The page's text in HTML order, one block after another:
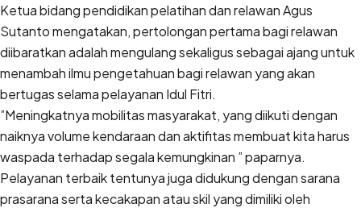
Ketua bidang pendidikan pelatihan dan relawan Agus
Sutanto mengatakan, pertolongan pertama bagi relawan
diibaratkan adalah mengulang sekaligus sebagai ajang untuk
menambah ilmu pengetahuan bagi relawan yang akan
bertugas selama pelayanan Idul Fitri.
”Meningkatnya mobilitas masyarakat, yang diikuti dengan
naiknya volume kendaraan dan aktifitas membuat kita harus
waspada terhadap segala kemungkinan ” paparnya.
Pelayanan terbaik tentunya juga didukung dengan sarana
prasarana serta kecakapan atau skil yang dimiliki oleh